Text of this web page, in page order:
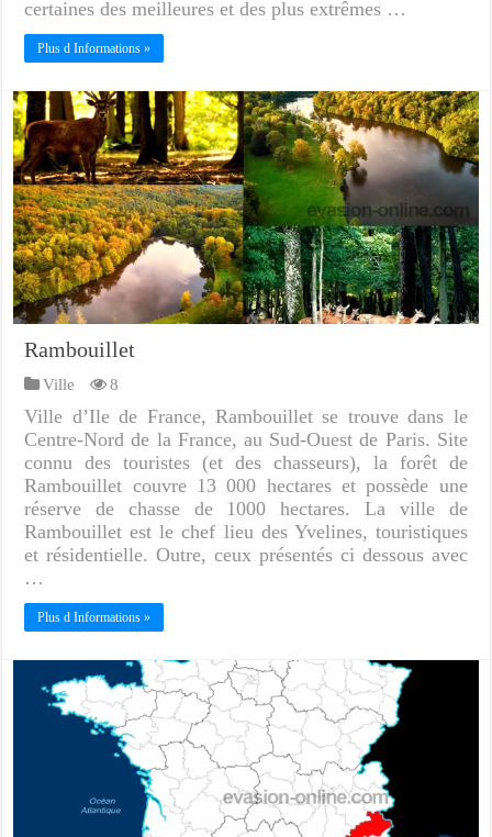
certaines des meilleures et des plus extrêmes …
Plus d Informations »
Rambouillet
Ville 8
Ville d’Ile de France, Rambouillet se trouve dans le
Centre-Nord de la France, au Sud-Ouest de Paris. Site
connu des touristes (et des chasseurs), la forêt de
Rambouillet couvre 13 000 hectares et possède une
réserve de chasse de 1000 hectares. La ville de
Rambouillet est le chef lieu des Yvelines, touristiques
et résidentielle. Outre, ceux présentés ci dessous avec
…
Plus d Informations »